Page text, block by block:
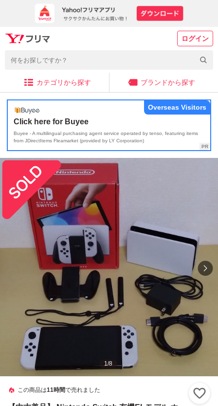
ログイン
カテゴリから探す ブランドから探す
Click here for Buyee
Buyee - A multilingual purchasing agent service operated by tenso, featuring items
from JDirectItems Fleamarket (provided by LY Corporation)
Overseas Visitors
1/8
この商品は11時間で売れました